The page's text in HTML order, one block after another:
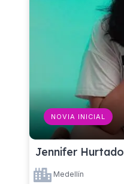
NOVIA INICIAL
Jennifer Hurtado
Medellín